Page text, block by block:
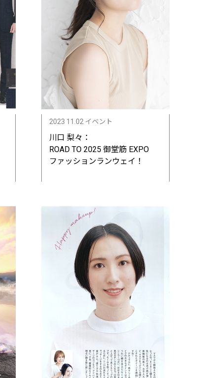
2023 11.02 イベント
川口 梨々：
ROAD TO 2025 御堂筋 EXPO
ファッションランウェイ！